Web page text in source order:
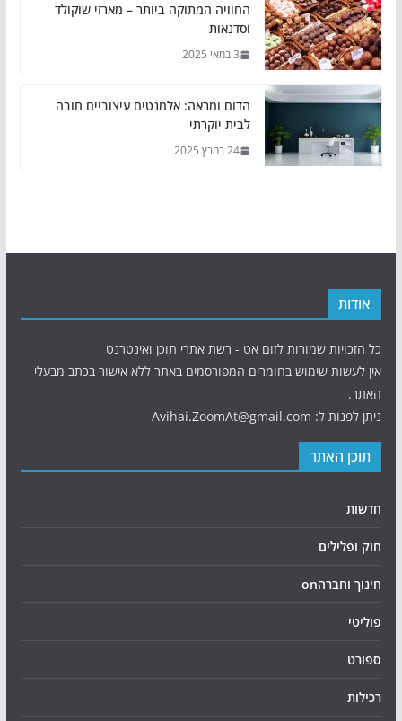
החוויה המתוקה ביותר – מארזי שוקולד
וסדנאות
3 במאי 2025
הדום ומראה: אלמנטים עיצוביים חובה
לבית יוקרתי
24 במרץ 2025
אודות
כל הזכויות שמורות לזום אט - רשת אתרי תוכן ואינטרנט
אין לעשות שימוש בחומרים המפורסמים באתר ללא אישור בכתב מבעלי
האתר.
ניתן לפנות ל: Avihai.ZoomAt@gmail.com
תוכן האתר
חדשות
חוק ופלילים
חינוך וחברהon
פוליטי
ספורט
רכילות